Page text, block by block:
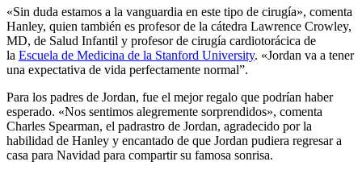
«Sin duda estamos a la vanguardia en este tipo de cirugía», comenta
Hanley, quien también es profesor de la cátedra Lawrence Crowley,
MD, de Salud Infantil y profesor de cirugía cardiotorácica de
la Escuela de Medicina de la Stanford University. «Jordan va a tener
una expectativa de vida perfectamente normal”.
Para los padres de Jordan, fue el mejor regalo que podrían haber
esperado. «Nos sentimos alegremente sorprendidos», comenta
Charles Spearman, el padrastro de Jordan, agradecido por la
habilidad de Hanley y encantado de que Jordan pudiera regresar a
casa para Navidad para compartir su famosa sonrisa.